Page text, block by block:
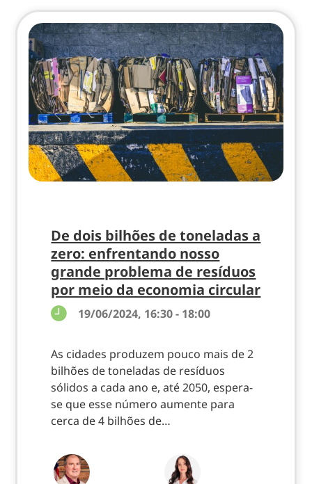
De dois bilhões de toneladas a
zero: enfrentando nosso
grande problema de resíduos
por meio da economia circular
19/06/2024, 16:30 - 18:00
As cidades produzem pouco mais de 2
bilhões de toneladas de resíduos
sólidos a cada ano e, até 2050, espera-
se que esse número aumente para
cerca de 4 bilhões de…